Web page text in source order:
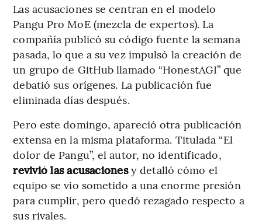
Las acusaciones se centran en el modelo
Pangu Pro MoE (mezcla de expertos). La
compañía publicó su código fuente la semana
pasada, lo que a su vez impulsó la creación de
un grupo de GitHub llamado “HonestAGI” que
debatió sus orígenes. La publicación fue
eliminada días después.
Pero este domingo, apareció otra publicación
extensa en la misma plataforma. Titulada “El
dolor de Pangu”, el autor, no identificado,
revivió las acusacionesy detalló cómo el
equipo se vio sometido a una enorme presión
para cumplir, pero quedó rezagado respecto a
sus rivales.